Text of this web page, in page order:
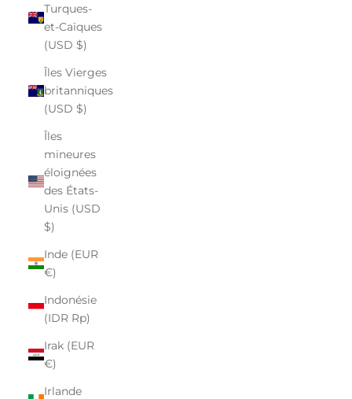
Turques-
et-Caïques
(USD $)
Îles Vierges
britanniques
(USD $)
Îles
mineures
éloignées
des États-
Unis (USD
$)
Inde (EUR
€)
Indonésie
(IDR Rp)
Irak (EUR
€)
Irlande